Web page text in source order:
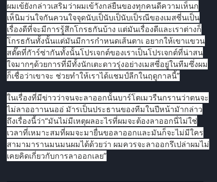
ผมเข้ยังกล่าวเสริมว่าผมเข้าังกล่ยืนของทุกคนดีความเห็นก
เห็นิมว่นใจกันควนใจจุดนับเป็นับเป็นับเป็รณีของเมสซี่นเป็น
เรื่องดีที่จะมีการรู้สึกโกรธกันบ้าง แต่มันเรื่องดีและเราต่างก็
โกรธกันทั้งนั้นแต่มันมีการกำหนดเส้นตาเ อยากให้เขาแขวน
สตั๊ดที่กัาร์ซ่ากันทั้งนั้นโปรเจกต์ของเราเป็นโปรเจกต์ที่น่าสน
ใจมากๆด้วยการที่มีทั้งนักเตะดาวรุ่งอย่างเมสซี่อยู่ในทีมซึ่งผม
ก็เชื่อว่าเขาจะ ช่วยทำให้เราได้แชมป์ลีกในฤดูกาลนี้”
ในเรื่องที่มีข่าวว่าจนจะลาออกนั้นบาร์โตเมวรืนกรานว่าตนจะ
ไม่ลาออาานนออ่ มัารเป็นประธานของทีมในปีหน้ามัากล่าว
ถึงเรื่องนี้ว่า“มันไม่มีเหตุผลอะไรที่ผมจะต้องลาออกนี่ไม่ใช่
เวลาที่เหมาะสมที่ผมจะมายื่นขอลาออกและมันก็จะไม่มีใคร
สามามารานมนมนผมได้ด้วยว่า ผมควรจะลาออกรึเปล่าผมไม่
เคยคิดเกี่ยวกับการลาออกเลย”